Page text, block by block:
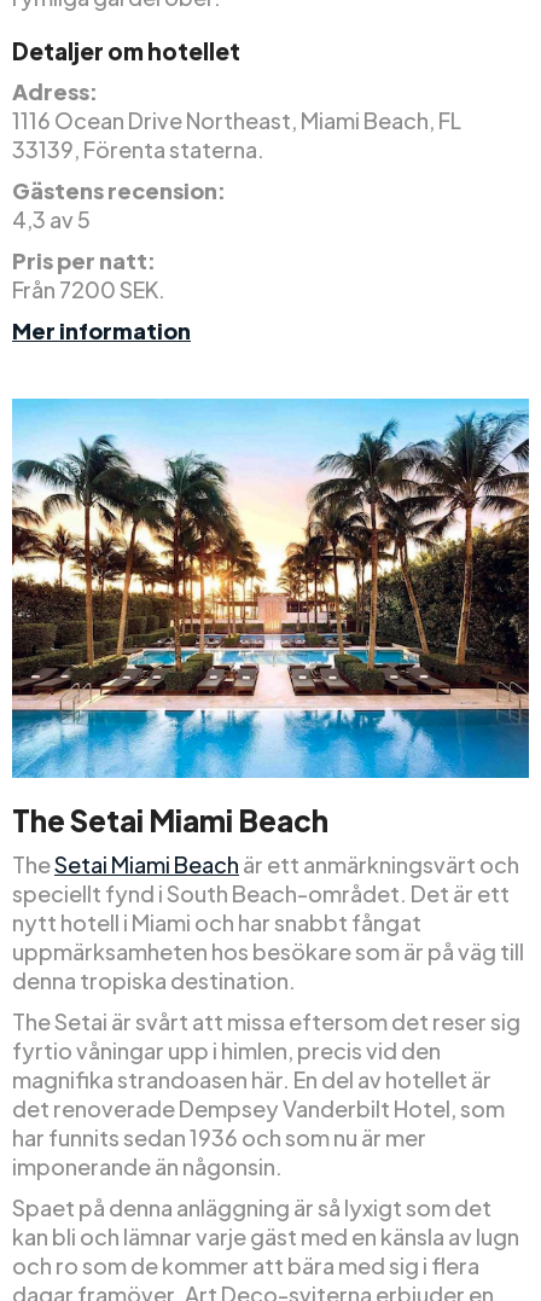
Detaljer om hotellet
Adress:
1116 Ocean Drive Northeast, Miami Beach, FL
33139, Förenta staterna.
Gästens recension:
4,3 av 5
Pris per natt:
Från 7200 SEK.
Mer information
The Setai Miami Beach
TheSetai Miami Beach är ett anmärkningsvärt och
speciellt fynd i South Beach-området. Det är ett
nytt hotell i Miami och har snabbt fångat
uppmärksamheten hos besökare som är på väg till
denna tropiska destination.
The Setai är svårt att missa eftersom det reser sig
fyrtio våningar upp i himlen, precis vid den
magnifika strandoasen här. En del av hotellet är
det renoverade Dempsey Vanderbilt Hotel, som
har funnits sedan 1936 och som nu är mer
imponerande än någonsin.
Spaet på denna anläggning är så lyxigt som det
kan bli och lämnar varje gäst med en känsla av lugn
och ro som de kommer att bära med sig i flera
dagar framöver. Art Deco-sviterna erbjuder en